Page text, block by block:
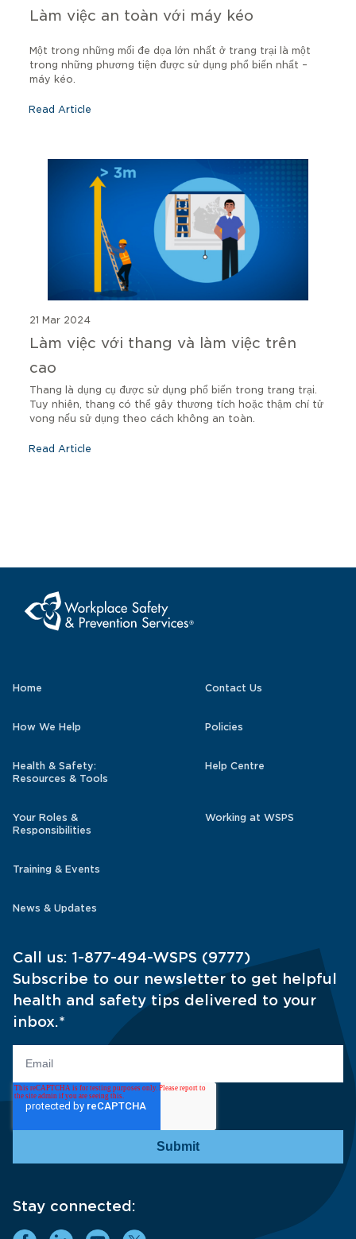
Làm việc an toàn với máy kéo
Một trong những mối đe dọa lớn nhất ở trang trại là một
trong những phương tiện được sử dụng phổ biến nhất –
máy kéo.
Read Article
21 Mar 2024
Làm việc với thang và làm việc trên
cao
Thang là dụng cụ được sử dụng phổ biến trong trang trại.
Tuy nhiên, thang có thể gây thương tích hoặc thậm chí tử
vong nếu sử dụng theo cách không an toàn.
Read Article
Home Contact Us
How We Help Policies
Health & Safety:
Resources & Tools
Help Centre
Your Roles &
Responsibilities
Working at WSPS
Training & Events
News & Updates
Call us: 1-877-494-WSPS (9777)
Subscribe to our newsletter to get helpful
health and safety tips delivered to your
inbox.*
Stay connected: